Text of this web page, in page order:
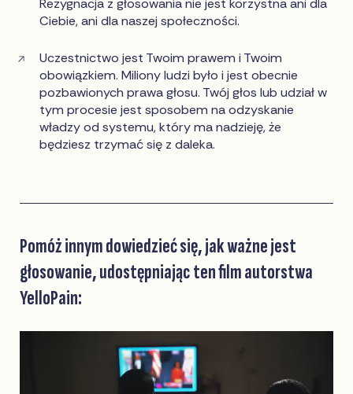
Rezygnacja z głosowania nie jest korzystna ani dla
Ciebie, ani dla naszej społeczności.
Uczestnictwo jest Twoim prawem i Twoim
obowiązkiem. Miliony ludzi było i jest obecnie
pozbawionych prawa głosu. Twój głos lub udział w
tym procesie jest sposobem na odzyskanie
władzy od systemu, który ma nadzieję, że
będziesz trzymać się z daleka.
Pomóż innym dowiedzieć się, jak ważne jest
głosowanie, udostępniając ten film autorstwa
YelloPain: